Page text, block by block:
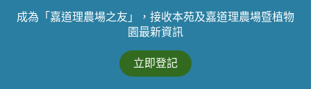
成為「嘉道理農場之友」，接收本苑及嘉道理農場暨植物
園最新資訊
立即登記